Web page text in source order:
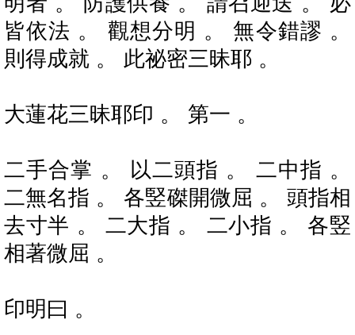
皆依法 。 觀想分明 。 無令錯謬 。
則得成就 。 此祕密三昧耶 。
大蓮花三昧耶印 。 第一 。
二手合掌 。 以二頭指 。 二中指 。
二無名指 。 各竪磔開微屈 。 頭指相
去寸半 。 二大指 。 二小指 。 各竪
相著微屈 。
印明曰 。